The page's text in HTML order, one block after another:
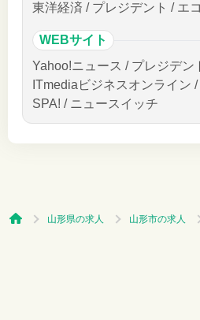
東洋経済 / プレジデント / エ
WEBサイト
Yahoo!ニュース / プレジデン
ITmediaビジネスオンライン
SPA! / ニュースイッチ
山形県の求人 山形市の求人